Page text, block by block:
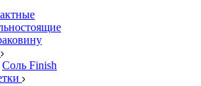
Соль Finish